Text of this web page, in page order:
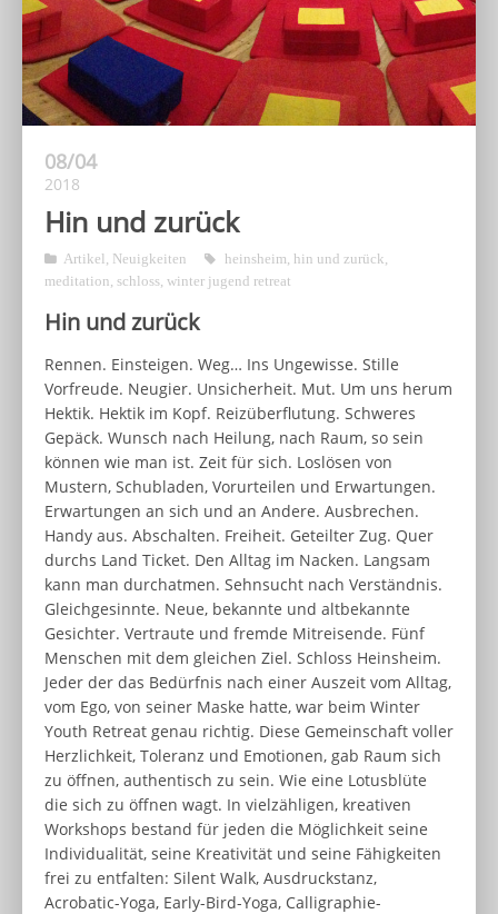
08/04
2018
Hin und zurück
Artikel Neuigkeiten heinsheim hin und zurück
meditation schloss winter jugend retreat
Hin und zurück
Rennen. Einsteigen. Weg… Ins Ungewisse. Stille
Vorfreude. Neugier. Unsicherheit. Mut. Um uns herum
Hektik. Hektik im Kopf. Reizüberflutung. Schweres
Gepäck. Wunsch nach Heilung, nach Raum, so sein
können wie man ist. Zeit für sich. Loslösen von
Mustern, Schubladen, Vorurteilen und Erwartungen.
Erwartungen an sich und an Andere. Ausbrechen.
Handy aus. Abschalten. Freiheit. Geteilter Zug. Quer
durchs Land Ticket. Den Alltag im Nacken. Langsam
kann man durchatmen. Sehnsucht nach Verständnis.
Gleichgesinnte. Neue, bekannte und altbekannte
Gesichter. Vertraute und fremde Mitreisende. Fünf
Menschen mit dem gleichen Ziel. Schloss Heinsheim.
Jeder der das Bedürfnis nach einer Auszeit vom Alltag,
vom Ego, von seiner Maske hatte, war beim Winter
Youth Retreat genau richtig. Diese Gemeinschaft voller
Herzlichkeit, Toleranz und Emotionen, gab Raum sich
zu öffnen, authentisch zu sein. Wie eine Lotusblüte
die sich zu öffnen wagt. In vielzähligen, kreativen
Workshops bestand für jeden die Möglichkeit seine
Individualität, seine Kreativität und seine Fähigkeiten
frei zu entfalten: Silent Walk, Ausdruckstanz,
Acrobatic-Yoga, Early-Bird-Yoga, Calligraphie-